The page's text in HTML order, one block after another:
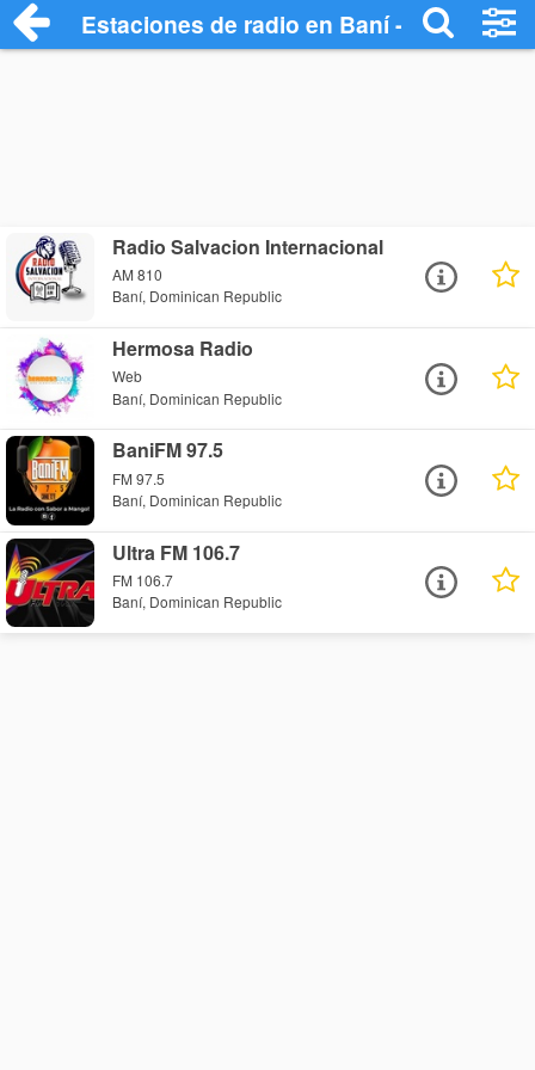
Estaciones de radio en Baní - Escuchar
Radio Salvacion Internacional
AM 810
Baní, Dominican Republic
Hermosa Radio
Web
Baní, Dominican Republic
BaniFM 97.5
FM 97.5
Baní, Dominican Republic
Ultra FM 106.7
FM 106.7
Baní, Dominican Republic